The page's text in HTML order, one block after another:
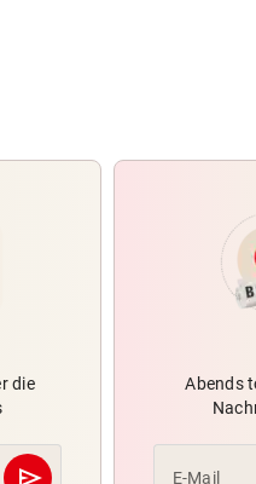
die
Abends
E-Mail